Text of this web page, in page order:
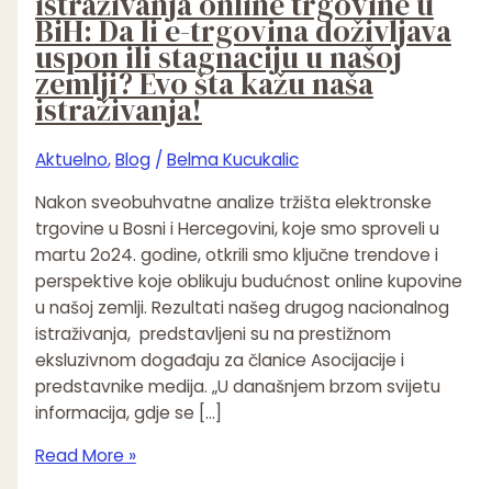
BiH: Da li e-trgovina doživljava
uspon ili stagnaciju u našoj
zemlji? Evo šta kažu naša
istraživanja!
Aktuelno,Blog/ Belma Kucukalic
Nakon sveobuhvatne analize tržišta elektronske
trgovine u Bosni i Hercegovini, koje smo sproveli u
martu 2o24. godine, otkrili smo ključne trendove i
perspektive koje oblikuju budućnost online kupovine
u našoj zemlji. Rezultati našeg drugog nacionalnog
istraživanja, predstavljeni su na prestižnom
eksluzivnom događaju za članice Asocijacije i
predstavnike medija. „U današnjem brzom svijetu
informacija, gdje se […]
našoj
zemlji?
Evo
šta
kažu
naša
Read More »